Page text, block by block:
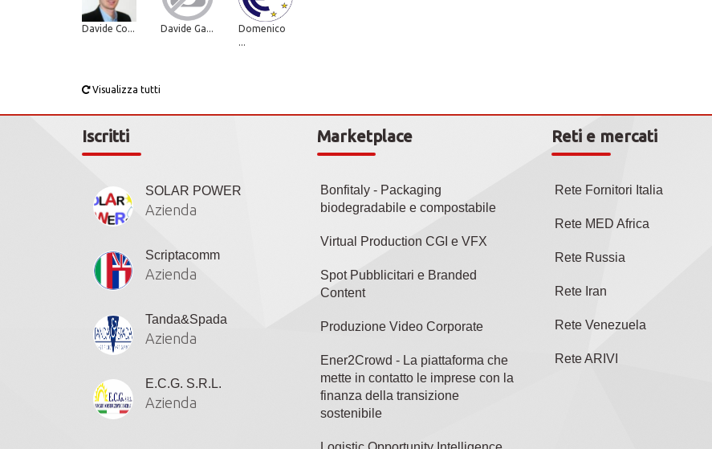
Davide Co... Davide Ga...
Domenico
...
Visualizza tutti
Iscritti
SOLAR POWER
Azienda
Scriptacomm
Azienda
Tanda&Spada
Azienda
E.C.G. S.R.L.
Azienda
Marketplace
Bonfitaly - Packaging
biodegradabile e compostabile
Virtual Production CGI e VFX
Spot Pubblicitari e Branded
Content
Produzione Video Corporate
Ener2Crowd - La piattaforma che
mette in contatto le imprese con la
finanza della transizione
sostenibile
Reti e mercati
Rete Fornitori Italia
Rete MED Africa
Rete Russia
Rete Iran
Rete Venezuela
Rete ARIVI